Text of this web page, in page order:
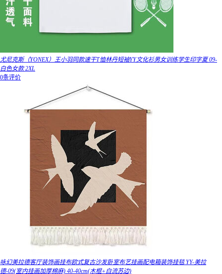
尤尼克斯（YONEX）王小羽同款速干T恤林丹短袖YY文化衫男女训练学生印字夏 09-
白色女款 2XL
0条评价
咏幻美拉德客厅装饰画挂布欧式复古沙发卧室布艺挂画配电箱装饰挂毯 YY-美拉
德-09(室内挂画加厚棉麻) 40-40cm(木棍+白流苏边)